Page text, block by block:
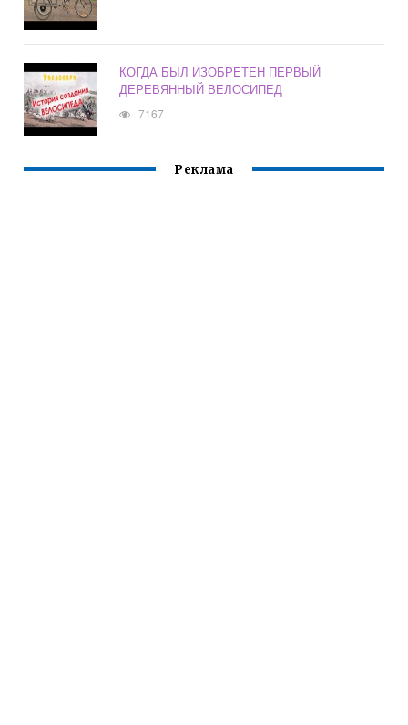
КОГДА БЫЛ ИЗОБРЕТЕН ПЕРВЫЙ
ДЕРЕВЯННЫЙ ВЕЛОСИПЕД
7167
Реклама